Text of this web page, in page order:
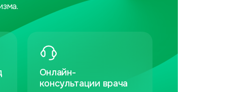
Онлайн-
консультации врача